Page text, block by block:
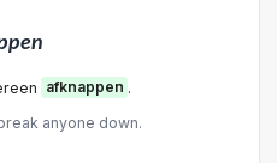
afknappen .
anyone down.